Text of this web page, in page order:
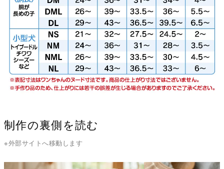
制作の裏側を読む
※外部サイトへ移動します